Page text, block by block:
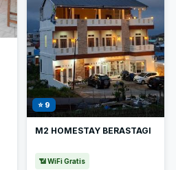
⭐ 9
M2 HOMESTAY BERASTAGI
📶 WiFi Gratis